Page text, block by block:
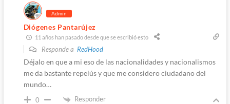
Admin
Diógenes Pantarújez
11 años han pasado desde que se escribió esto
Responde a RedHood
Déjalo en que a mi eso de las nacionalidades y nacionalismos
me da bastante repelús y que me considero ciudadano del
mundo…
0 Responder